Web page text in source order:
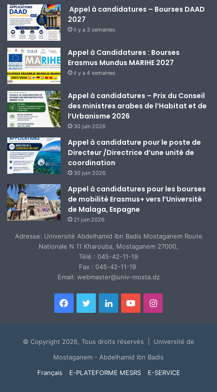
Appel à candidatures – Bourses DAAD
2027
il y a 3 semaines
Appel à Candidatures : Bourses
Erasmus Mundus MARIHE 2027
il y a 4 semaines
Appel à candidatures – Prix du Conseil
des ministres arabes de l’Habitat et de
l’Urbanisme 2026
30 juin 2026
Appel à candidature pour le poste de
Directeur /Directrice d’une unité de
coordination
30 juin 2026
Appel à candidatures pour les bourses
de mobilité Erasmus+ vers l’Université
de Malaga, Espagne
21 juin 2026
Adresse: Université Abdelhamid Ibn Badis Mostaganem Route
Nationale N 11 Kharouba, Mostaganem 27000,
Télé : 045-42-11-19
Fax : 045-42-11-19
Email: webmaster@univ-mosta.dz
Facebook
TwitterLinkedinYouTubeInstagram
© Copyright 2026, Tous droits réservés | Université de
Mostaganem - Abdelhamid ibn Badis
Français
E-PLATEFORME MESRS E-SERVICE